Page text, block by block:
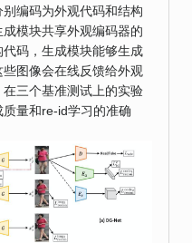
编码为外观代码和结构
模块共享外观编码器的
码，生成模块能够生成
图像会在线反馈给外观
三个基准测试上的实验
量和re-id学习的准确